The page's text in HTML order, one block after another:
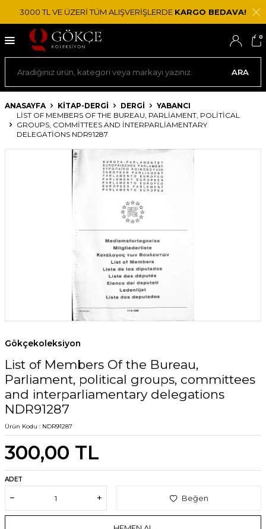
3000 TL VE ÜZERİ TÜM ALIŞVERİŞLERDE KARGO BEDAVA!
ARA
0
ANASAYFA KİTAP-DERGİ DERGI
YABANCI
LIST OF MEMBERS OF THE BUREAU, PARLIAMENT, POLITICAL
GROUPS, COMMITTEES AND INTERPARLIAMENTARY
DELEGATIONS NDR91287
Gökçekoleksiyon
List of Members Of the Bureau,
Parliament, political groups, committees
and interparliamentary delegations
NDR91287
Ürün Kodu : NDR91287
300,00 TL
ADET
Beğen